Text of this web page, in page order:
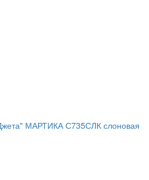
МАРТИКА С735СЛК слоновая